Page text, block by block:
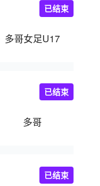
多哥女足U17
已结束
多哥
已结束
已结束